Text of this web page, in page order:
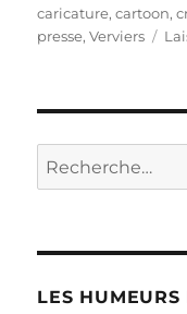
le
caricature,cartoon,
presse,Verviers
Recherche
pour :
LES HUMEURS